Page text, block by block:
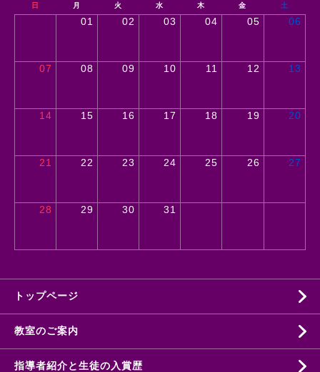
日 月 火 水 木 金 土
01 02 03 04 05 06
07 08 09 10 11 12 13
14 15 16 17 18 19 20
21 22 23 24 25 26 27
28 29 30 31
トップページ
教室のご案内
指導者紹介と生徒の入賞歴